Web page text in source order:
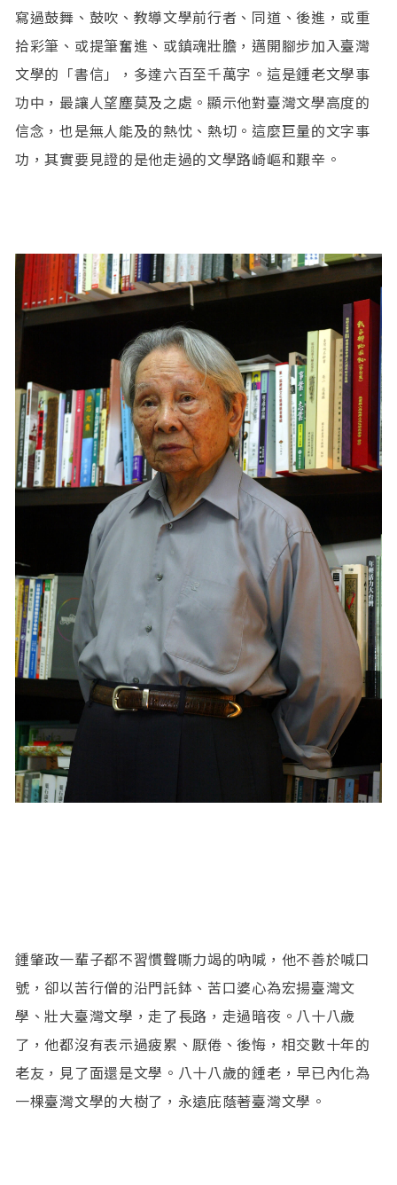
寫過鼓舞、鼓吹、教導文學前行者、同道、後進，或重
拾彩筆、或提筆奮進、或鎮魂壯膽，邁開腳步加入臺灣
文學的「書信」，多達六百至千萬字。這是鍾老文學事
功中，最讓人望塵莫及之處。顯示他對臺灣文學高度的
信念，也是無人能及的熱忱、熱切。這麼巨量的文字事
功，其實要見證的是他走過的文學路崎嶇和艱辛。
鍾肇政一輩子都不習慣聲嘶力竭的吶喊，他不善於喊口
號，卻以苦行僧的沿門託鉢、苦口婆心為宏揚臺灣文
學、壯大臺灣文學，走了長路，走過暗夜。八十八歲
了，他都沒有表示過疲累、厭倦、後悔，相交數十年的
老友，見了面還是文學。八十八歲的鍾老，早已內化為
一棵臺灣文學的大樹了，永遠庇蔭著臺灣文學。